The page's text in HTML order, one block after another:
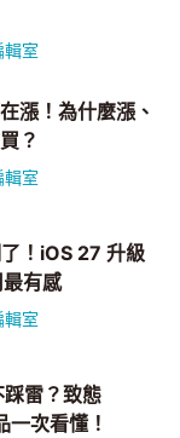
輯室
漲！為什麼漲、
？
輯室
！iOS 27 升級
有感
輯室
雷？致態
次看懂！